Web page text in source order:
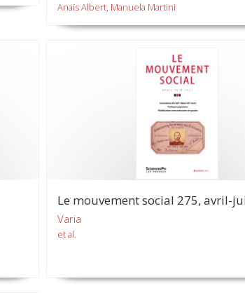
Anaïs Albert, Manuela Martini
Le mouvement social 275, avril-
Varia
et al.